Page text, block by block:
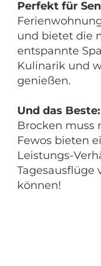
Perfekt für
und bietet die
entspannte
Kulinarik und
genießen.
Und das Beste:
Brocken muss
Fewos bieten
Leistungs-
Tagesausflüge
können!